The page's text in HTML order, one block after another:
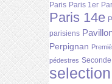
Paris Paris 1er
Paris 14e
parisiens
Perpignan
pédestres
selection